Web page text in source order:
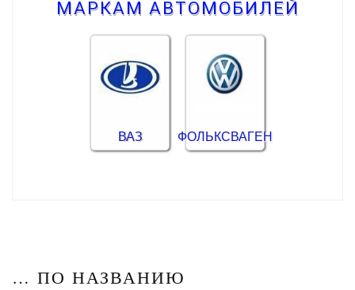
МАРКАМ АВТОМОБИЛЕЙ
ВАЗ ФОЛЬКСВАГЕН
… ПО НАЗВАНИЮ